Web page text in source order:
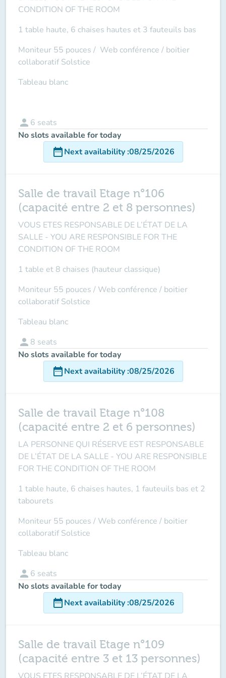
CONDITION OF THE ROOM
1 table haute, 6 chaises hautes et 3 fauteuils bas
Moniteur 55 pouces / Web conférence / boitier
collaboratif Solstice
Tableau blanc
person 6 seats
No slots available for today
date_rangeNext availability:08/25/2026
Salle de travail Etage n°106
(capacité entre 2 et 8 personnes)
VOUS ETES RESPONSABLE DE L’ÉTAT DE LA
SALLE - YOU ARE RESPONSIBLE FOR THE
CONDITION OF THE ROOM
1 table et 8 chaises (hauteur classique)
Moniteur 55 pouces / Web conférence / boitier
collaboratif Solstice
Tableau blanc
person 8 seats
No slots available for today
date_rangeNext availability:08/25/2026
Salle de travail Etage n°108
(capacité entre 2 et 6 personnes)
LA PERSONNE QUI RÉSERVE EST RESPONSABLE
DE L’ÉTAT DE LA SALLE - YOU ARE RESPONSIBLE
FOR THE CONDITION OF THE ROOM
1 table haute, 6 chaises hautes, 1 fauteuils bas et 2
tabourets
Moniteur 55 pouces / Web conférence / boitier
collaboratif Solstice
Tableau blanc
person 6 seats
No slots available for today
date_rangeNext availability:08/25/2026
Salle de travail Etage n°109
(capacité entre 3 et 13 personnes)